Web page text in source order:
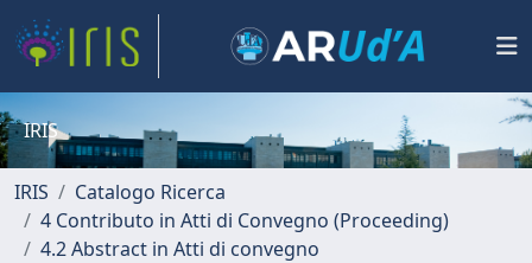
IRIS
IRIS
Catalogo Ricerca
4 Contributo in Atti di Convegno (Proceeding)
4.2 Abstract in Atti di convegno